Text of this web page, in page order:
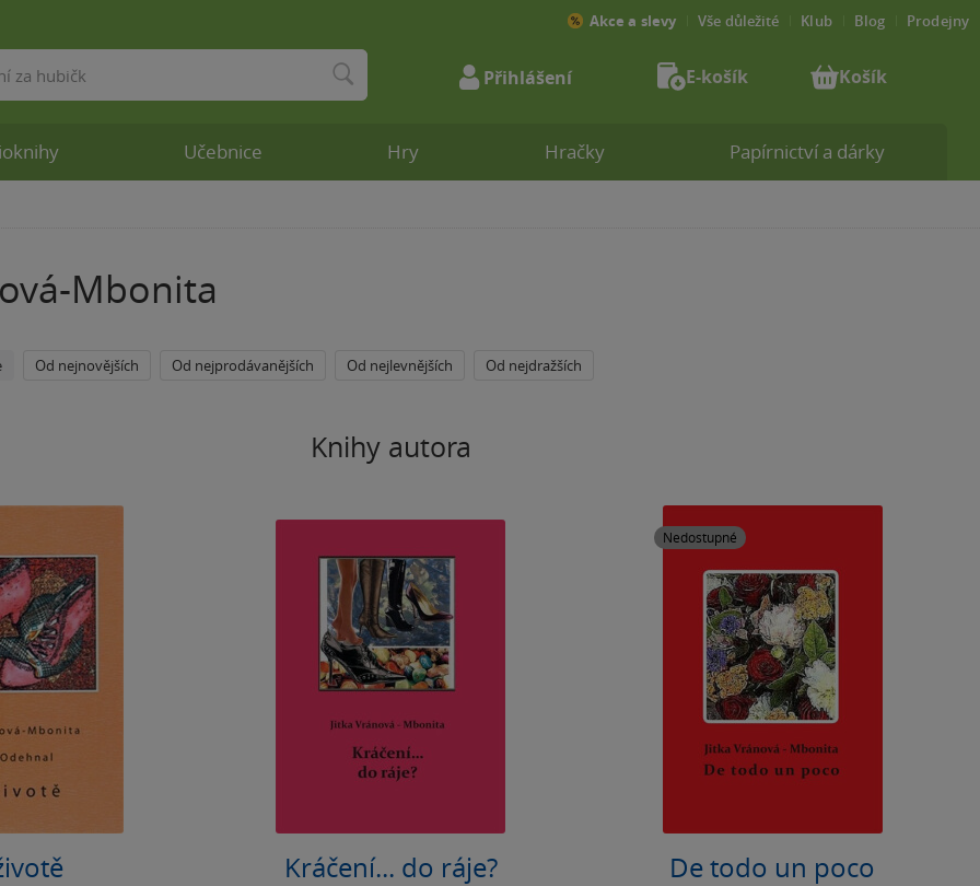
Mbonita
Od nejnovějších Od nejprodávanějších Od nejlevnějších Od nejdražších
Knihy autora
Kráčení... do ráje?
Nedostupné
De todo un poco
Učebnice Hry Hračky Papírnictví a dárky
Akce a slevy Vše důležité Klub Blog Prodejny
Přihlášení E-košík Košík